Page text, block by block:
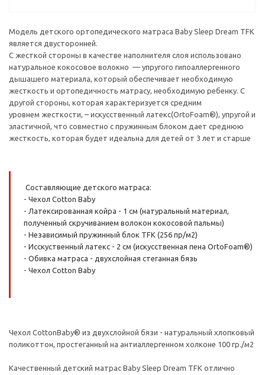
Модель детского ортопедического матраса Вaby Sleep Dream TFK
является двусторонней.
С жесткой стороны в качестве наполнителя слоя использовано
натуральное кокосовое волокно — упругого гипоаллергенного
дышашего материала, который обеспечивает необходимую
жесткость и ортопедичность матрасу, необходимую ребенку. С
другой стороны, которая характеризуется средним
уровнем жесткости, – искусственный латекс(OrtoFoam®), упругой и
эластичной, что совместно с пружинным блоком дает среднюю
жесткость, которая будет идеальна для детей от 3 лет и старше
Составляющие детского матраса:
- Чехол Cotton Baby
- Латексированная койра - 1 см (натуральный материал,
полученный скручиванием волокон кокосовой пальмы)
- Независимый пружинный блок TFK (256 пр/м2)
- Исскуственный латекс - 2 см (искусственная пена OrtoFoam®)
- Обивка матраса - двухслойная стеганная бязь
- Чехол Cotton Baby
Чехол CottonBaby® из двухслойной бязи - натуральный хлопковый
поликоттон, простеганный на антиаллергенном холконе 100 гр./м2
Качественный детский матрас Baby Sleep Dream TFK отлично